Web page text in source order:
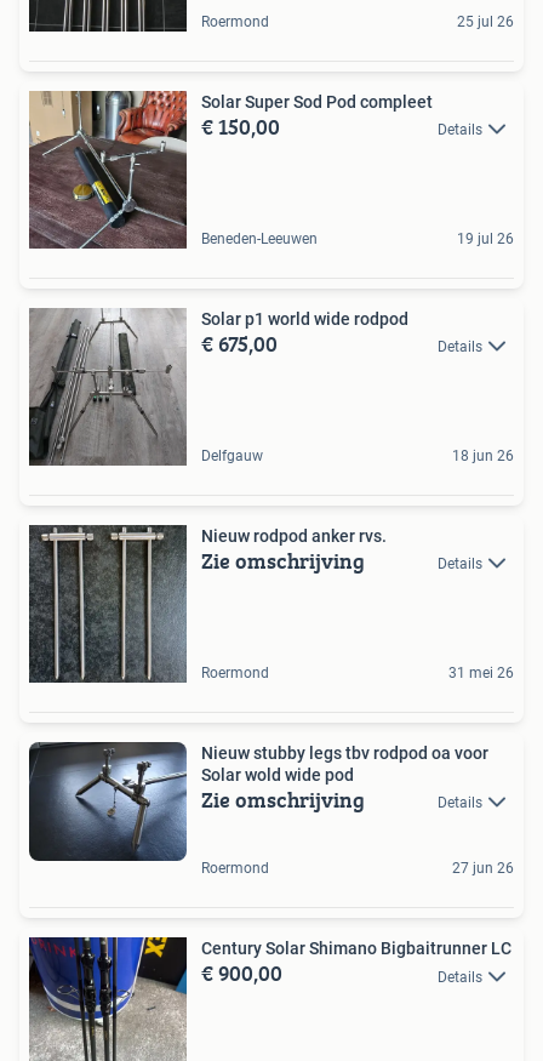
Roermond 25 jul 26
Solar Super Sod Pod compleet
€ 150,00 Details
Beneden-Leeuwen 19 jul 26
Solar p1 world wide rodpod
€ 675,00 Details
Delfgauw 18 jun 26
Nieuw rodpod anker rvs.
Zie omschrijving Details
Roermond 31 mei 26
Nieuw stubby legs tbv rodpod oa voor
Solar wold wide pod
Zie omschrijving Details
Roermond 27 jun 26
Century Solar Shimano Bigbaitrunner LC
€ 900,00 Details